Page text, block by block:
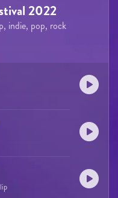
2022
indie, pop, rock